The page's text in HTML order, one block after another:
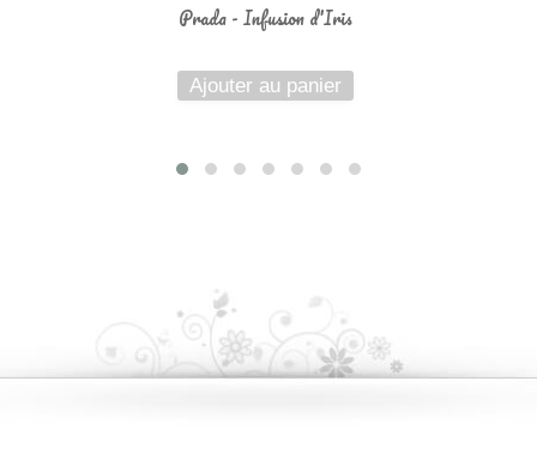
Prada - Infusion d'Iris
Ajouter au panier